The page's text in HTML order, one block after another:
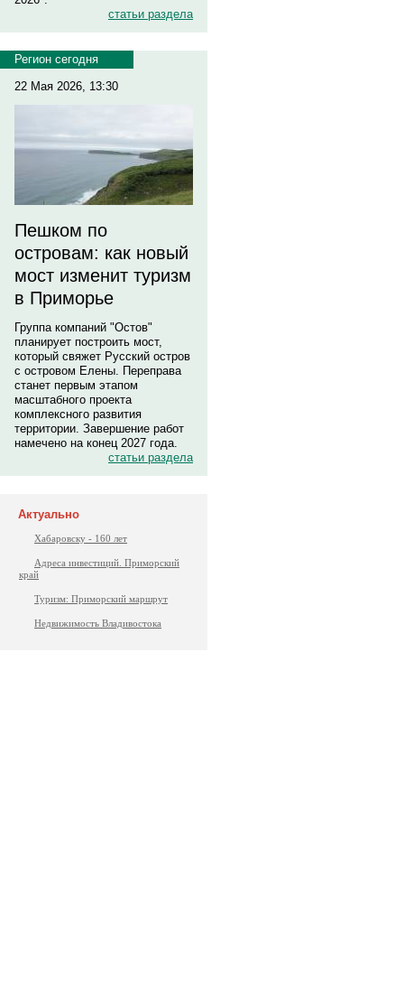
статьи раздела
Регион сегодня
22 Мая 2026, 13:30
Пешком по
островам: как новый
мост изменит туризм
в Приморье
Группа компаний "Остов"
планирует построить мост,
который свяжет Русский остров
с островом Елены. Переправа
станет первым этапом
масштабного проекта
комплексного развития
территории. Завершение работ
намечено на конец 2027 года.
статьи раздела
Актуально
Хабаровску - 160 лет
Адреса инвестиций. Приморский
край
Туризм: Приморский маршрут
Недвижимость Владивостока